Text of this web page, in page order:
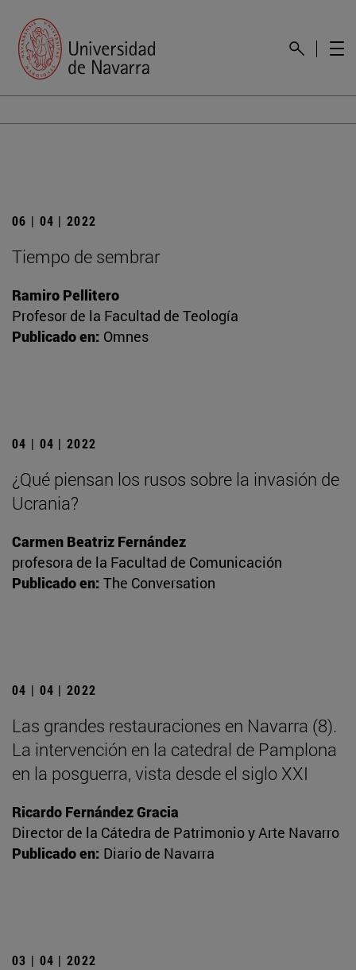
06 | 04 | 2022
Tiempo de sembrar
Ramiro Pellitero
Profesor de la Facultad de Teología
Publicado en: Omnes
04 | 04 | 2022
¿Qué piensan los rusos sobre la invasión de
Ucrania?
Carmen Beatriz Fernández
profesora de la Facultad de Comunicación
Publicado en: The Conversation
04 | 04 | 2022
Las grandes restauraciones en Navarra (8).
La intervención en la catedral de Pamplona
en la posguerra, vista desde el siglo XXI
Ricardo Fernández Gracia
Director de la Cátedra de Patrimonio y Arte Navarro
Publicado en: Diario de Navarra
03 | 04 | 2022